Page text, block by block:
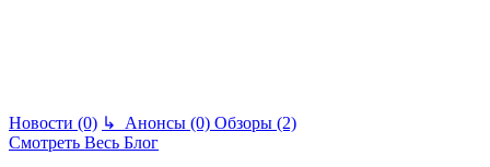
Новости (0) ↳ Анонсы (0) Обзоры (2)
Смотреть Весь Блог